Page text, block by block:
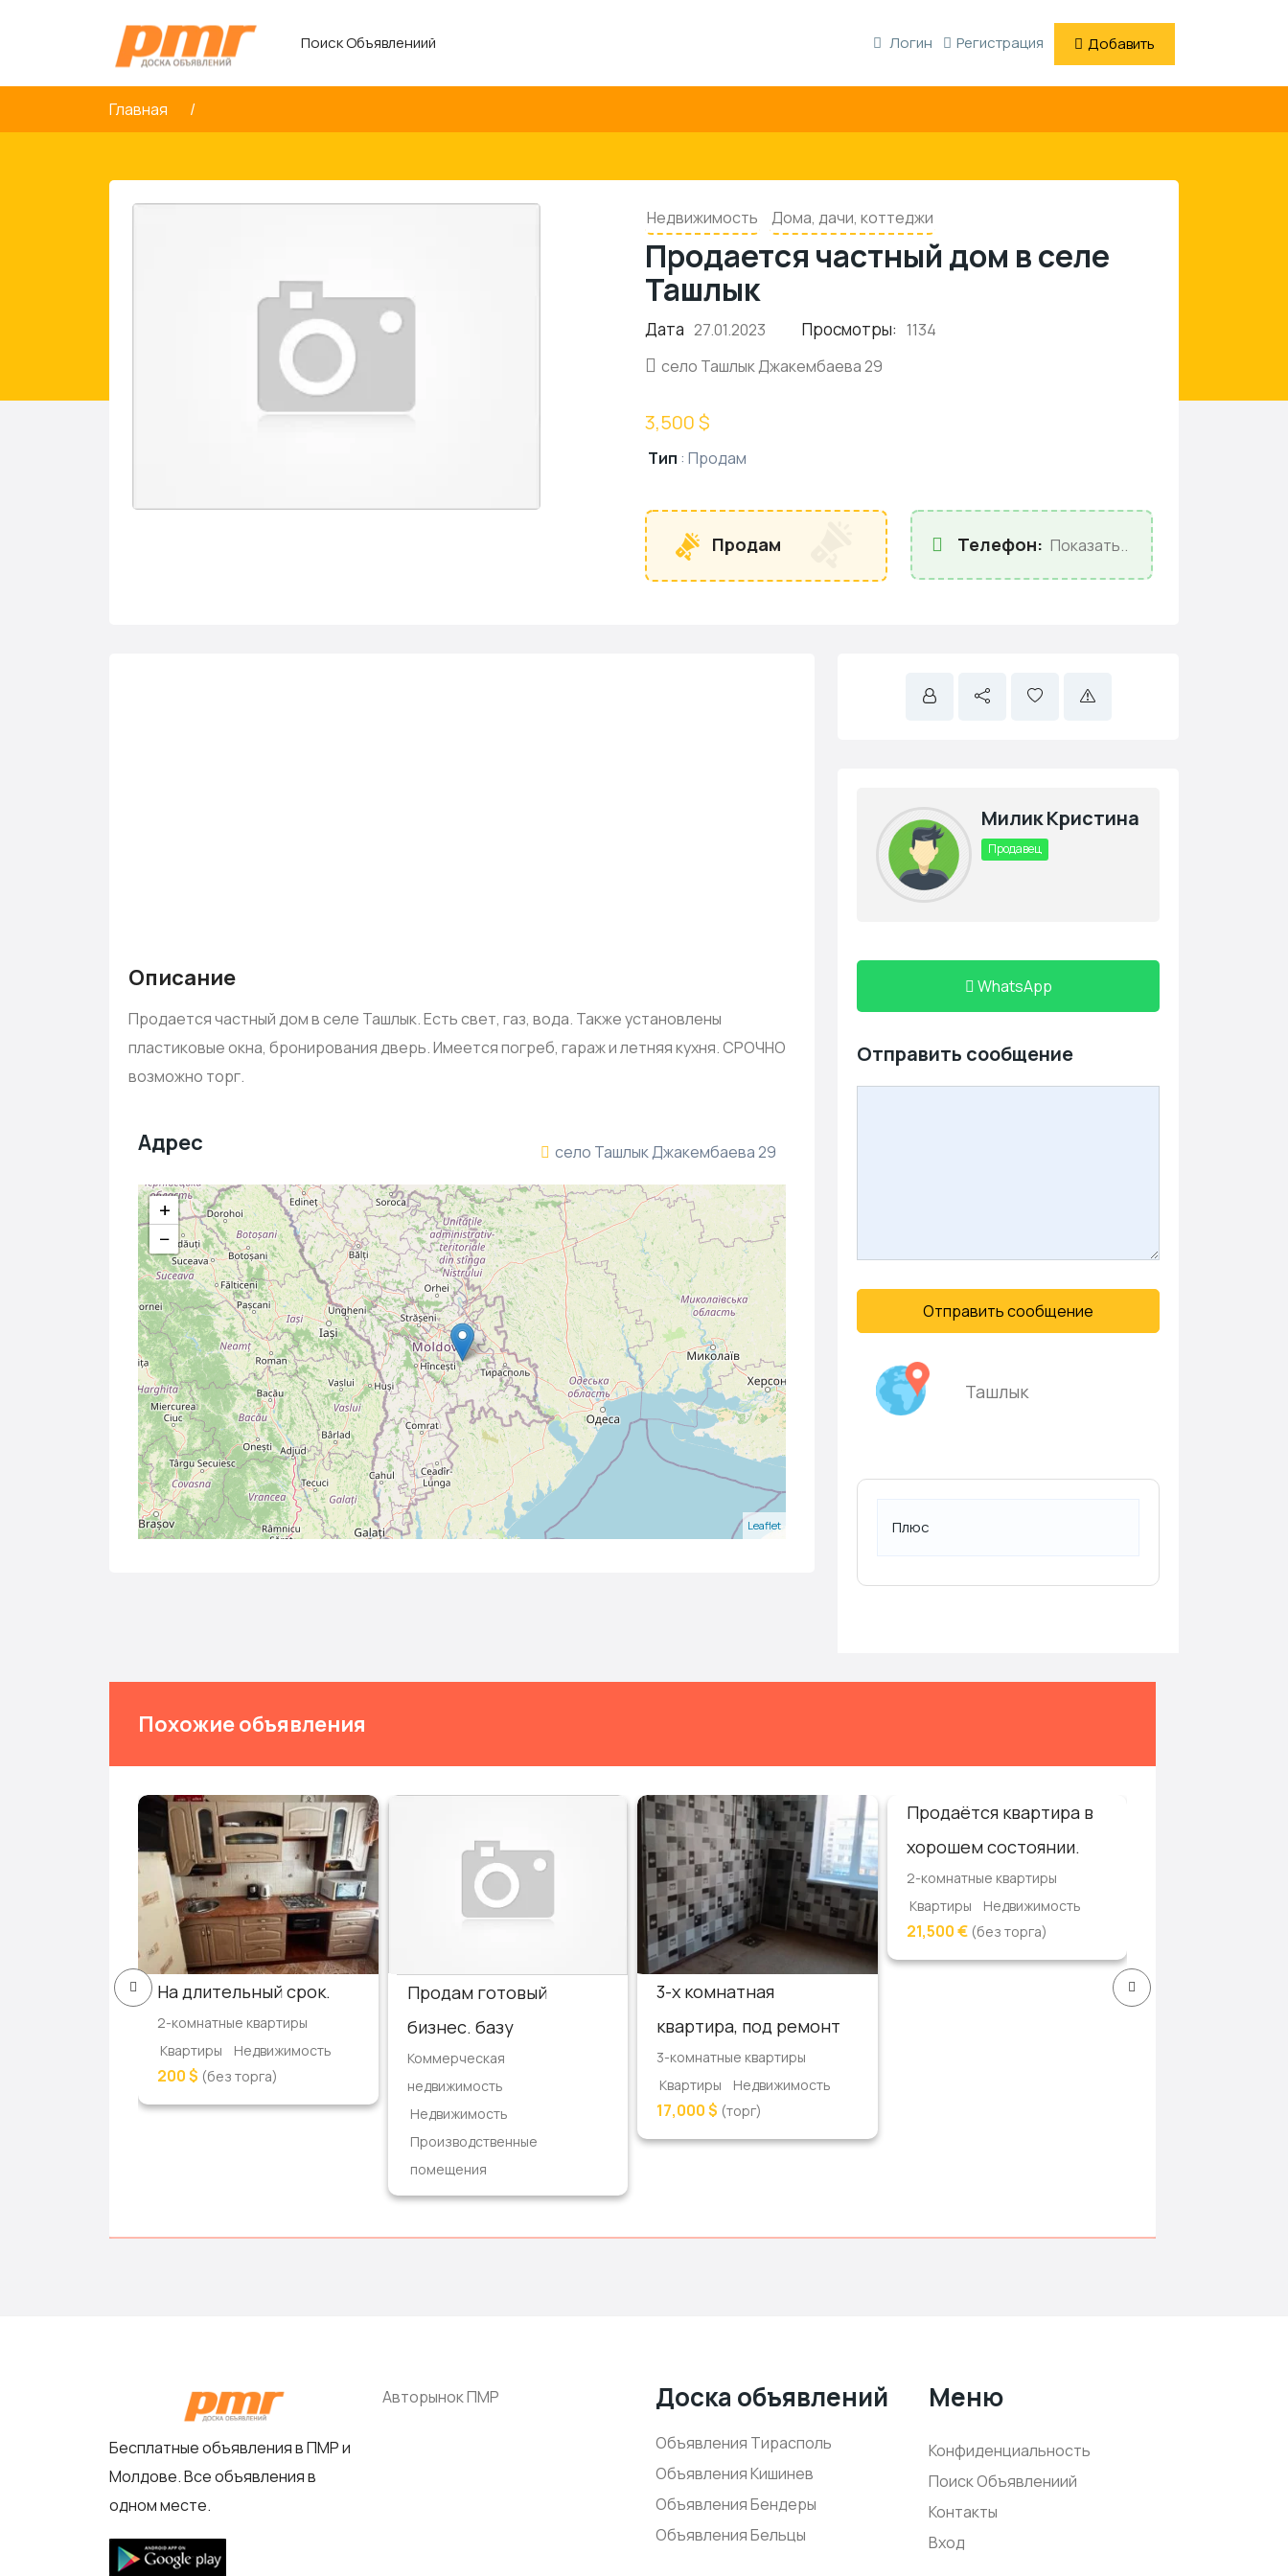
Поиск Объявлениий Логин Регистрация Добавить
Главная
Недвижимость Дома, дачи, коттеджи
Продается частный дом в селе
Ташлык
Дата 27.01.2023 Просмотры: 1134
село Ташлык Джакембаева 29
3,500 $
Тип : Продам
Продам Телефон: Показать..
Описание
Продается частный дом в селе Ташлык. Есть свет, газ, вода. Также установлены
пластиковые окна, бронирования дверь. Имеется погреб, гараж и летняя кухня. СРОЧНО
возможно торг.
Адрес село Ташлык Джакембаева 29
+
−
Leaflet
Милик Кристина
Продавец
WhatsApp
Отправить сообщение
Отправить сообщение
Ташлык
Плюс
Похожие объявления
На длительный срок.
2-комнатные квартиры
Квартиры
Недвижимость
200 $ (без торга)
Продам готовый
бизнес. базу
Коммерческая
недвижимость
Недвижимость
Производственные
помещения
3-х комнатная
квартира, под ремонт
3-комнатные квартиры
Квартиры
Недвижимость
17,000 $ (торг)
Продаётся квартира в
хорошем состоянии.
2-комнатные квартиры
Квартиры
Недвижимость
21,500 €(без торга)
Бесплатные объявления в ПМР и
Молдове. Все объявления в
одном месте.
Авторынок ПМР Доска объявлений
Объявления Тирасполь
Объявления Кишинев
Объявления Бендеры
Объявления Бельцы
Меню
Конфиденциальность
Поиск Объявлениий
Контакты
Вход